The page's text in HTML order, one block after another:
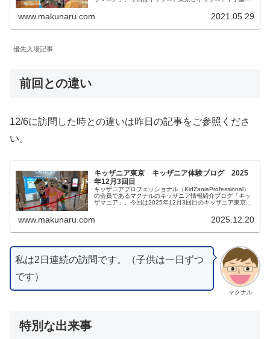
ス」について内容とメリットデメリットを私見を含めてご
紹介します。
www.makunaru.com 2021.05.29
優先入場記事
前回との違い
12/6に訪問した時との違いは昨日の記事をご参照くださ
い。
キッザニア東京 キッザニア体験ブログ 2025
年12月3回目
キッザニアプロフェッショナル（KidZaniaProfessional）
の会員であるマクナルのキッザニア情報紹介ブログ「キッ
ザマニア」。今回は2025年12月3回目のキッザニア東京体
www.makunaru.com 2025.12.20
マクナル
私は2日連続の訪問です。（子供は一日ずつ
です）
特別な出来事